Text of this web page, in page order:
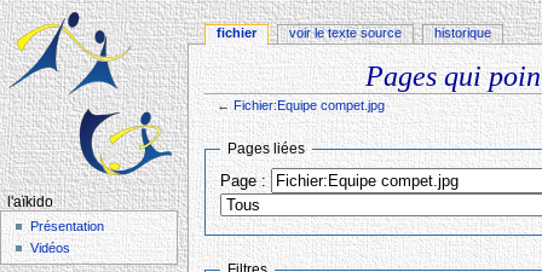
Pages qui
← Fichier:Equipe compet.jpg
Aller à : navigation , rechercher
Pages liées
Page :
fichier voir le texte source historique
l'aïkido
Présentation
Vidéos